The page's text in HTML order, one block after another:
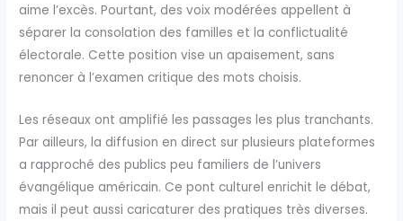
aime l’excès. Pourtant, des voix modérées appellent à
séparer la consolation des familles et la conflictualité
électorale. Cette position vise un apaisement, sans
renoncer à l’examen critique des mots choisis.
Les réseaux ont amplifié les passages les plus tranchants.
Par ailleurs, la diffusion en direct sur plusieurs plateformes
a rapproché des publics peu familiers de l’univers
évangélique américain. Ce pont culturel enrichit le débat,
mais il peut aussi caricaturer des pratiques très diverses.